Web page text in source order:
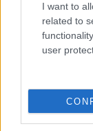
I want to
related to
user